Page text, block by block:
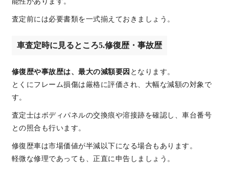
査定前には必要書類を一式揃えておきましょう。
車査定時に見るところ5.修復歴・事故歴
修復歴や事故歴は、最大の減額要因 となります。
とくにフレーム損傷は厳格に評価され、大幅な減額の対象で
す。
査定士はボディパネルの交換痕や溶接跡を確認し、車台番号
との照合も行います。
修復歴車は市場価値が半減以下になる場合もあります。
軽微な修理であっても、正直に申告しましょう。